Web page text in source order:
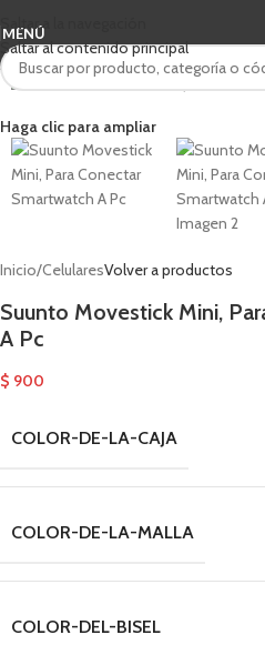
Saltar a la navegación
Saltar al contenido principal
MENÚ
Haga clic para ampliar
Inicio/CelularesVolver a productos
Suunto Movestick Mini,
A Pc
$ 900
COLOR-DE-LA-CAJA
COLOR-DE-LA-MALLA
COLOR-DEL-BISEL